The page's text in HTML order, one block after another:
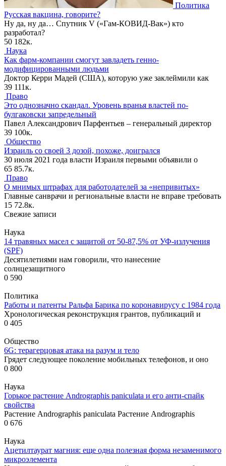
Политика
Русская вакцина, говорите?
Ну да, ну да… Спутник V («Гам-КОВИД-Вак») кто
разработал?
50 182к.
Наука
Как фарм-компании смогут завладеть генно-
модифицированными людьми
Доктор Керри Мадей (США), которую уже заклеймили как
39 111к.
Право
Это однозначно скандал. Уровень вранья властей по-
булгаковски запредельный
Павел Александрович Парфентьев – генеральный директор
39 100к.
Общество
Израиль со своей 3 дозой, похоже, доигрался
30 июля 2021 года власти Израиля первыми объявили о
65 85.7к.
Право
О мнимых штрафах для работодателей за «непривитых»
Главные санврачи и региональные власти не вправе требовать
15 72.8к.
Свежие записи
Наука
14 травяных масел с защитой от 50-87,5% от УФ-излучения
(SPF)
Десятилетиями нам говорили, что нанесение
солнцезащитного
0 590
Политика
Работы и патенты Ральфа Барика по коронавирусу с 1984 года
Хронологическая реконструкция грантов, публикаций и
0 405
Общество
6G: терагерцовая атака на разум и тело
Грядет следующее поколение мобильных телефонов, и оно
0 800
Наука
Горькое растение Andrographis paniculata и его анти-спайк
свойства
Растение Andrographis paniculata Растение Andrographis
0 676
Наука
Ацетилтаурат магния: еще одна полезная форма незаменимого
микроэлемента